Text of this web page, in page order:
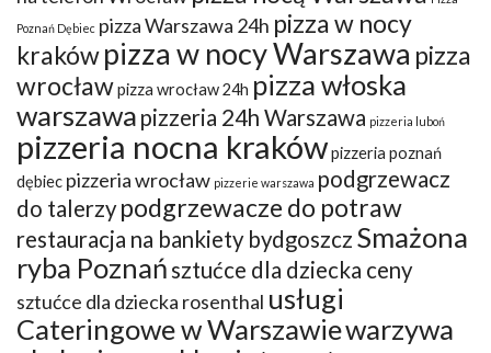
Poznań Dębiec pizza Warszawa 24h pizza w nocy
krakówpizza w nocy Warszawa pizza
wrocławpizza wrocław 24h pizza włoska
warszawa pizzeria 24h Warszawa pizzeria luboń
pizzeria nocna krakówpizzeria poznań
dębiec pizzeria wrocław pizzerie warszawa podgrzewacz
do talerzy podgrzewacze do potraw
restauracja na bankiety bydgoszcz Smażona
ryba Poznań sztućce dla dziecka ceny
sztućce dla dziecka rosenthal usługi
Cateringowe w Warszawiewarzywa